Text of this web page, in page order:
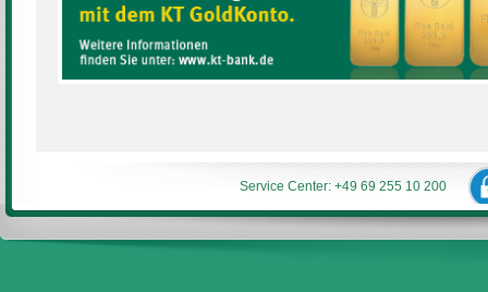
Service Center: +49 69 255 10 200